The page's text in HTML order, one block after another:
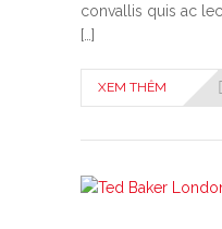
convallis quis ac
[…]
XEM THÊM